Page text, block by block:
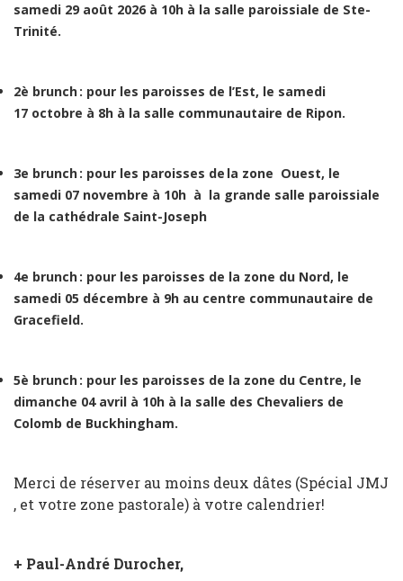
samedi 29 août 2026 à 10h à la salle paroissiale de Ste-
Trinité.
2è brunch : pour les paroisses de l’Est, le samedi
17 octobre à 8h à la salle communautaire de Ripon.
3e brunch : pour les paroisses de la zone Ouest, le
samedi 07 novembre à 10h à la grande salle paroissiale
de la cathédrale Saint-Joseph
4e brunch : pour les paroisses de la zone du Nord, le
samedi 05 décembre à 9h au centre communautaire de
Gracefield.
5è brunch : pour les paroisses de la zone du Centre, le
dimanche 04 avril à 10h à la salle des Chevaliers de
Colomb de Buckhingham.
Merci de réserver au moins deux dâtes (Spécial JMJ
, et votre zone pastorale) à votre calendrier!
+ Paul-André Durocher,